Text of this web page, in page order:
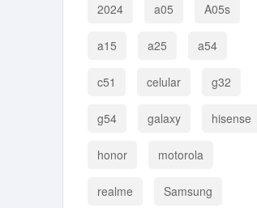
2024 a05 A05s
a15 a25 a54
c51 celular g32
g54 galaxy hisense
honor motorola
realme Samsung